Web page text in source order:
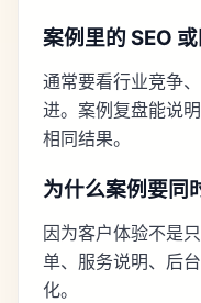
案例里的 SEO
通常要看行业竞争
进。案例复盘能说
相同结果。
为什么案例要同
因为客户体验不是
单、服务说明、后
化。